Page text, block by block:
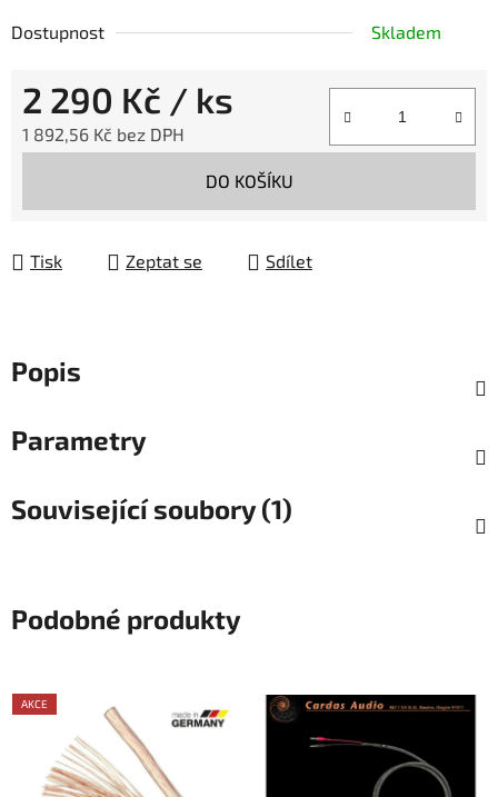
Dostupnost Skladem
2 290 Kč / ks
1 892,56 Kč bez DPH
DO KOŠÍKU
Tisk Zeptat se Sdílet
Popis
Parametry
Související soubory (1)
Podobné produkty
AKCE